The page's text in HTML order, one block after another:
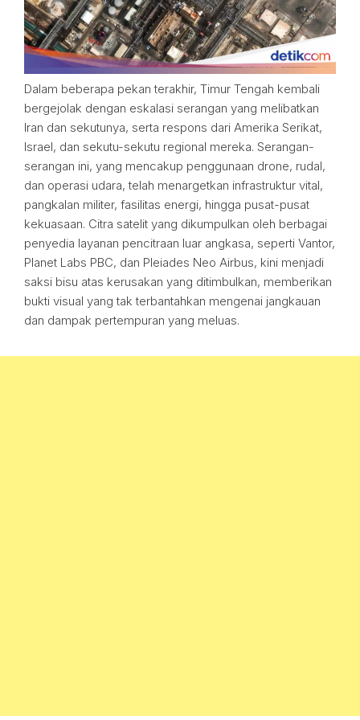
Dalam beberapa pekan terakhir, Timur Tengah kembali
bergejolak dengan eskalasi serangan yang melibatkan
Iran dan sekutunya, serta respons dari Amerika Serikat,
Israel, dan sekutu-sekutu regional mereka. Serangan-
serangan ini, yang mencakup penggunaan drone, rudal,
dan operasi udara, telah menargetkan infrastruktur vital,
pangkalan militer, fasilitas energi, hingga pusat-pusat
kekuasaan. Citra satelit yang dikumpulkan oleh berbagai
penyedia layanan pencitraan luar angkasa, seperti Vantor,
Planet Labs PBC, dan Pleiades Neo Airbus, kini menjadi
saksi bisu atas kerusakan yang ditimbulkan, memberikan
bukti visual yang tak terbantahkan mengenai jangkauan
dan dampak pertempuran yang meluas.